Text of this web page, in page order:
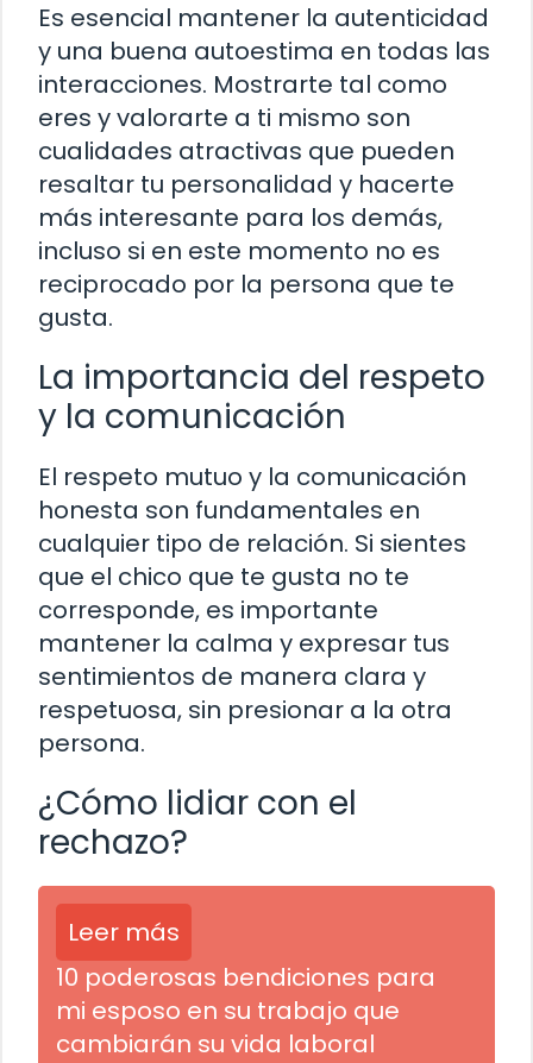
Es esencial mantener la autenticidad
y una buena autoestima en todas las
interacciones. Mostrarte tal como
eres y valorarte a ti mismo son
cualidades atractivas que pueden
resaltar tu personalidad y hacerte
más interesante para los demás,
incluso si en este momento no es
reciprocado por la persona que te
gusta.
La importancia del respeto
y la comunicación
El respeto mutuo y la comunicación
honesta son fundamentales en
cualquier tipo de relación. Si sientes
que el chico que te gusta no te
corresponde, es importante
mantener la calma y expresar tus
sentimientos de manera clara y
respetuosa, sin presionar a la otra
persona.
¿Cómo lidiar con el
rechazo?
Leer más
10 poderosas bendiciones para
mi esposo en su trabajo que
cambiarán su vida laboral